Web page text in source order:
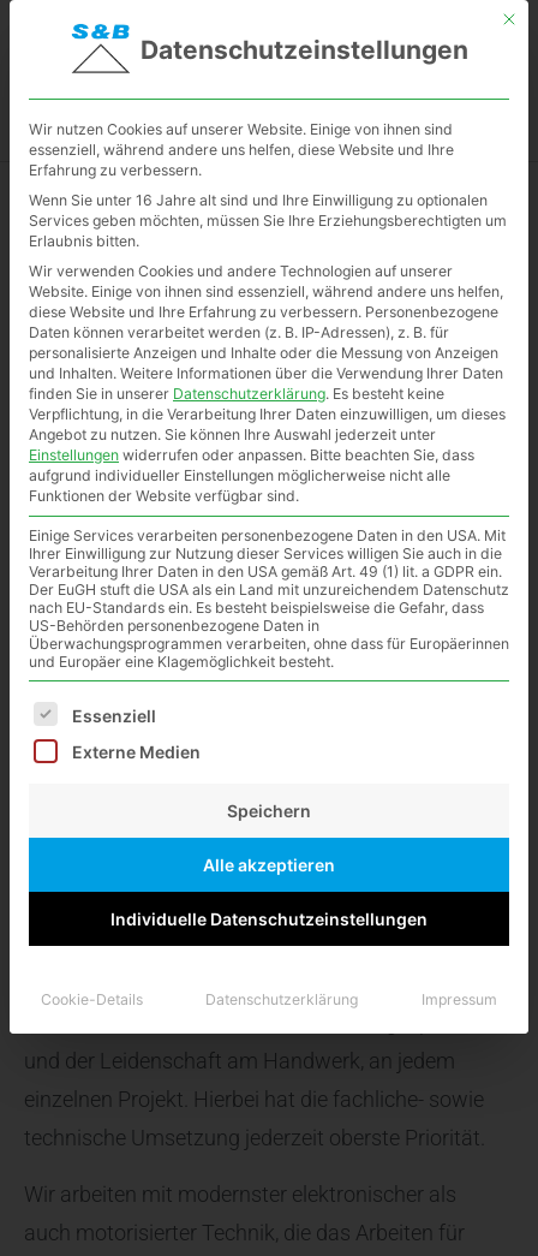
Jobs / Ausbildung
Mitarbeiter im Dachdeckerhandwerk
Die Firma Scholl & Briller befindet sich mit Büro
und Werkstatt im rechtsrheinischen Köln-
Holweide und setzt Bauprojekte in Köln und in der
Umgebung um.
Zur Unterstützung unseres jungen und
motivierten Teams suchen wir eine/n neue/n
Kollegen/Kollegin, der/die:
mit Freude
Leidenschaft
Fachkompetenz
Projekte übernimmt, als auch das Team
und der Leidenschaft am Handwerk, an jedem
einzelnen Projekt. Hierbei hat die fachliche- sowie
technische Umsetzung jederzeit oberste Priorität.
Wir arbeiten mit modernster elektronischer als
auch motorisierter Technik, die das Arbeiten für
Mit
Datenschutzeinstellungen
Wir nutzen Cookies auf unserer Website. Einige von ihnen sind
essenziell, während andere uns helfen, diese Website und Ihre
Erfahrung zu verbessern.
Wenn Sie unter 16 Jahre alt sind und Ihre Einwilligung zu optionalen
Services geben möchten, müssen Sie Ihre Erziehungsberechtigten um
Erlaubnis bitten.
Wir verwenden Cookies und andere Technologien auf unserer
Website. Einige von ihnen sind essenziell, während andere uns helfen,
diese Website und Ihre Erfahrung zu verbessern. Personenbezogene
Daten können verarbeitet werden (z. B. IP-Adressen), z. B. für
personalisierte Anzeigen und Inhalte oder die Messung von Anzeigen
und Inhalten. Weitere Informationen über die Verwendung Ihrer Daten
finden Sie in unserer Datenschutzerklärung. Es besteht keine
Verpflichtung, in die Verarbeitung Ihrer Daten einzuwilligen, um dieses
Angebot zu nutzen. Sie können Ihre Auswahl jederzeit unter
Einstellungen widerrufen oder anpassen. Bitte beachten Sie, dass
aufgrund individueller Einstellungen möglicherweise nicht alle
Funktionen der Website verfügbar sind.
Einige Services verarbeiten personenbezogene Daten in den USA. Mit
Ihrer Einwilligung zur Nutzung dieser Services willigen Sie auch in die
Verarbeitung Ihrer Daten in den USA gemäß Art. 49 (1) lit. a GDPR ein.
Der EuGH stuft die USA als ein Land mit unzureichendem Datenschutz
nach EU-Standards ein. Es besteht beispielsweise die Gefahr, dass
US-Behörden personenbezogene Daten in
Überwachungsprogrammen verarbeiten, ohne dass für Europäerinnen
und Europäer eine Klagemöglichkeit besteht.
Es folgt eine Liste der Service-Gruppen, für die eine
Essenziell
Externe Medien
Speichern
Alle akzeptieren
Individuelle Datenschutzeinstellungen
Cookie-Details Datenschutzerklärung Impressum